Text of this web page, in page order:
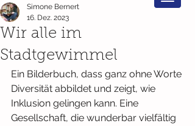
Wir alle im
Stadtgewimmel
Simone Bernert
16. Dez. 2023
Ein Bilderbuch, dass ganz ohne Worte
Diversität abbildet und zeigt, wie
Inklusion gelingen kann. Eine
Gesellschaft, die wunderbar vielfältig